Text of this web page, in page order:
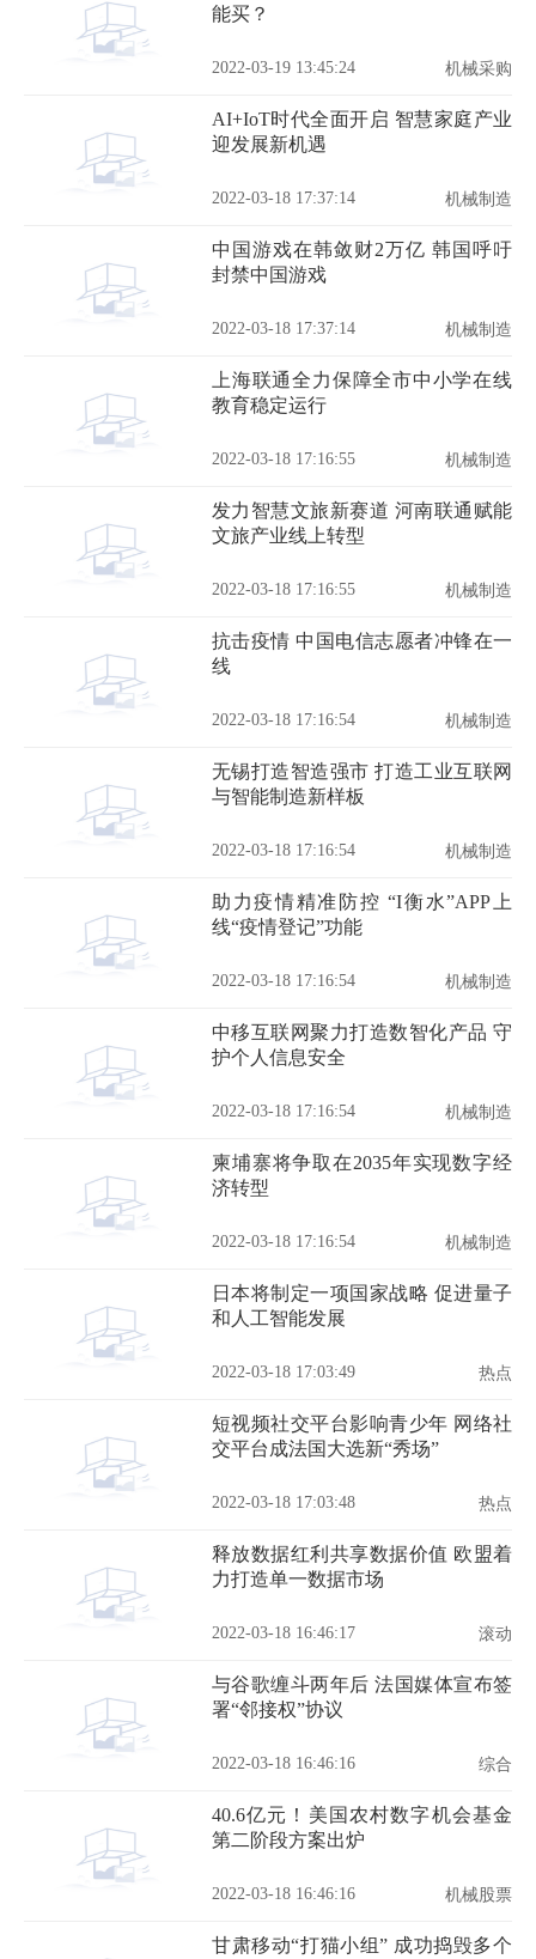
能买？
2022-03-19 13:45:24 机械采购
AI+IoT时代全面开启 智慧家庭产业
迎发展新机遇
2022-03-18 17:37:14 机械制造
中国游戏在韩敛财2万亿 韩国呼吁
封禁中国游戏
2022-03-18 17:37:14 机械制造
上海联通全力保障全市中小学在线
教育稳定运行
2022-03-18 17:16:55 机械制造
发力智慧文旅新赛道 河南联通赋能
文旅产业线上转型
2022-03-18 17:16:55 机械制造
抗击疫情 中国电信志愿者冲锋在一
线
2022-03-18 17:16:54 机械制造
无锡打造智造强市 打造工业互联网
与智能制造新样板
2022-03-18 17:16:54 机械制造
助力疫情精准防控 “I衡水”APP上
线“疫情登记”功能
2022-03-18 17:16:54 机械制造
中移互联网聚力打造数智化产品 守
护个人信息安全
2022-03-18 17:16:54 机械制造
柬埔寨将争取在2035年实现数字经
济转型
2022-03-18 17:16:54 机械制造
日本将制定一项国家战略 促进量子
和人工智能发展
2022-03-18 17:03:49 热点
短视频社交平台影响青少年 网络社
交平台成法国大选新“秀场”
2022-03-18 17:03:48 热点
释放数据红利共享数据价值 欧盟着
力打造单一数据市场
2022-03-18 16:46:17 滚动
与谷歌缠斗两年后 法国媒体宣布签
署“邻接权”协议
2022-03-18 16:46:16 综合
40.6亿元！美国农村数字机会基金
第二阶段方案出炉
2022-03-18 16:46:16 机械股票
甘肃移动“打猫小组” 成功捣毁多个